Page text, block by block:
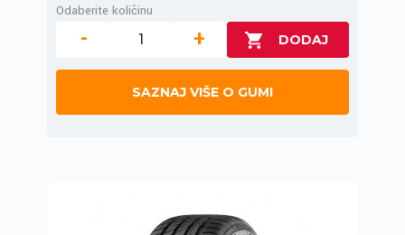
Odaberite količinu
- +
SAZNAJ VIŠE O GUMI